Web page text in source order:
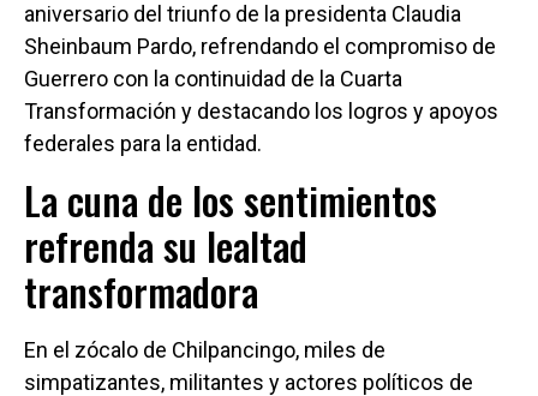
aniversario del triunfo de la presidenta Claudia
Sheinbaum Pardo, refrendando el compromiso de
Guerrero con la continuidad de la Cuarta
Transformación y destacando los logros y apoyos
federales para la entidad.
La cuna de los sentimientos
refrenda su lealtad
transformadora
En el zócalo de Chilpancingo, miles de
simpatizantes, militantes y actores políticos de